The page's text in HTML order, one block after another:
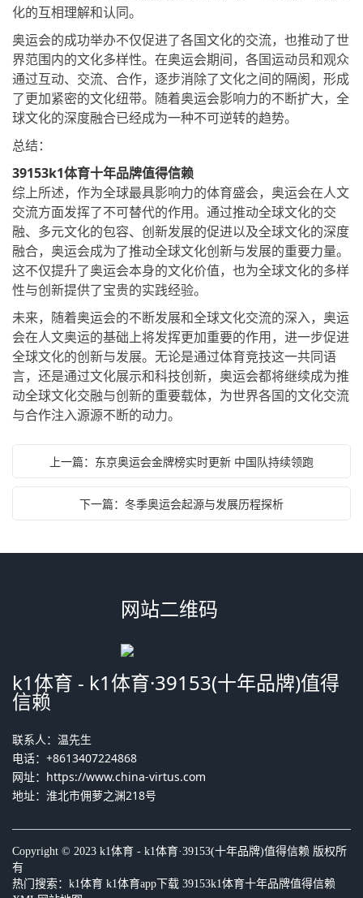
化的互相理解和认同。
奥运会的成功举办不仅促进了各国文化的交流，也推动了世
界范围内的文化多样性。在奥运会期间，各国运动员和观众
通过互动、交流、合作，逐步消除了文化之间的隔阂，形成
了更加紧密的文化纽带。随着奥运会影响力的不断扩大，全
球文化的深度融合已经成为一种不可逆转的趋势。
总结：
39153k1体育十年品牌值得信赖
综上所述，作为全球最具影响力的体育盛会，奥运会在人文
交流方面发挥了不可替代的作用。通过推动全球文化的交
融、多元文化的包容、创新发展的促进以及全球文化的深度
融合，奥运会成为了推动全球文化创新与发展的重要力量。
这不仅提升了奥运会本身的文化价值，也为全球文化的多样
性与创新提供了宝贵的实践经验。
未来，随着奥运会的不断发展和全球文化交流的深入，奥运
会在人文奥运的基础上将发挥更加重要的作用，进一步促进
全球文化的创新与发展。无论是通过体育竞技这一共同语
言，还是通过文化展示和科技创新，奥运会都将继续成为推
动全球文化交融与创新的重要载体，为世界各国的文化交流
与合作注入源源不断的动力。
上一篇：东京奥运会金牌榜实时更新 中国队持续领跑
下一篇：冬季奥运会起源与发展历程探析
网站二维码
k1体育 - k1体育·39153(十年品牌)值得
信赖
联系人：温先生
电话：+8613407224868
网址： https://www.china-virtus.com
地址：淮北市佣萝之渊218号
Copyright © 2023 k1体育 - k1体育·39153(十年品牌)值得信赖 版权所
有
热门搜索： k1体育 k1体育app下载 39153k1体育十年品牌值得信赖